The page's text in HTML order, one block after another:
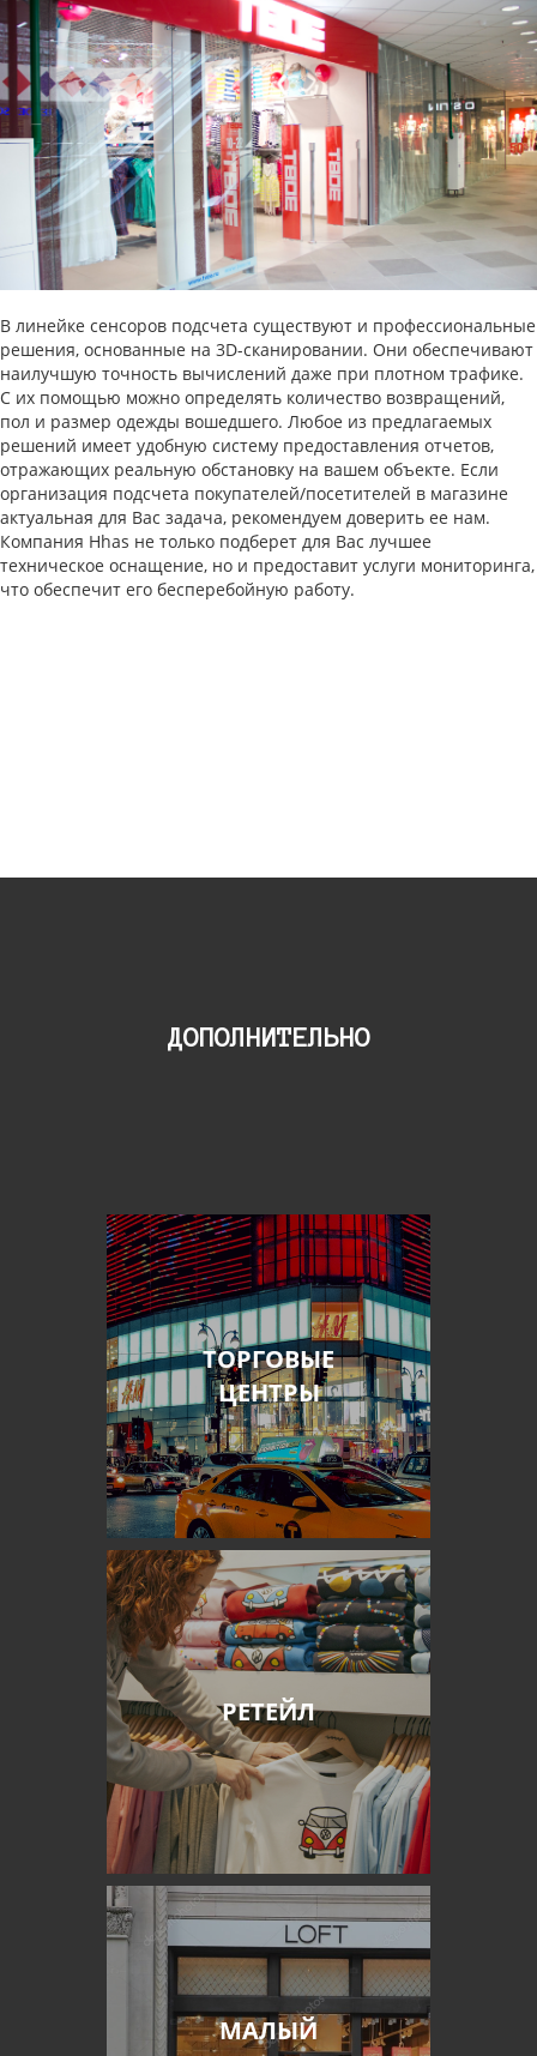
В линейке сенсоров подсчета существуют и профессиональные
решения, основанные на 3D-сканировании. Они обеспечивают
наилучшую точность вычислений даже при плотном трафике.
С их помощью можно определять количество возвращений,
пол и размер одежды вошедшего. Любое из предлагаемых
решений имеет удобную систему предоставления отчетов,
отражающих реальную обстановку на вашем объекте. Если
организация подсчета покупателей/посетителей в магазине
актуальная для Вас задача, рекомендуем доверить ее нам.
Компания Hhas не только подберет для Вас лучшее
техническое оснащение, но и предоставит услуги мониторинга,
что обеспечит его бесперебойную работу.
ДОПОЛНИТЕЛЬНО
ТОРГОВЫЕ
ЦЕНТРЫ
РЕТЕЙЛ
МАЛЫЙ